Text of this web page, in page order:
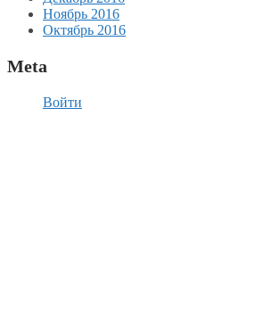
Ноябрь 2016
Октябрь 2016
Meta
Войти